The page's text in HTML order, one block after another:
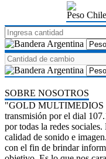
Peso
SOBRE NOSOTROS
"GOLD MULTIMEDIOS
transmisión por el dial
por todas la redes
calidad de sonido e
con el fin de brindar